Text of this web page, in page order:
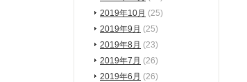
2019年10月 (25)
2019年9月 (25)
2019年8月 (23)
2019年7月 (26)
2019年6月 (26)